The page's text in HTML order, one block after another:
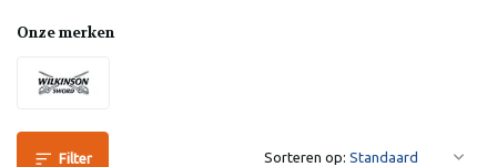
Onze merken
Filter Sorteren op: